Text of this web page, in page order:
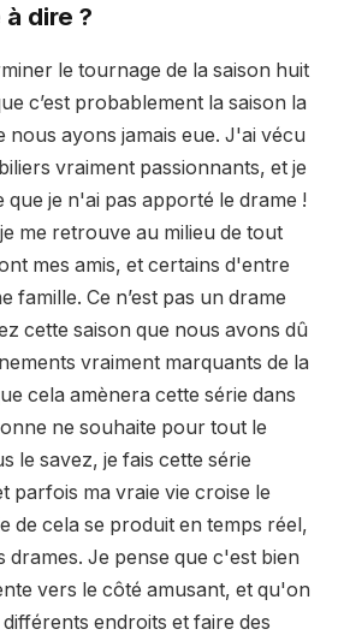
dire ?
le tournage de la saison huit
c’est probablement la saison la
nous ayons jamais eue. J'ai vécu
vraiment passionnants, et je
que je n'ai pas apporté le drame !
me retrouve au milieu de tout
mes amis, et certains d'entre
famille. Ce n’est pas un drame
cette saison que nous avons dû
vraiment marquants de la
cela amènera cette série dans
ne souhaite pour tout le
le savez, je fais cette série
parfois ma vraie vie croise le
de cela se produit en temps réel,
drames. Je pense que c'est bien
vers le côté amusant, et qu'on
endroits et faire des